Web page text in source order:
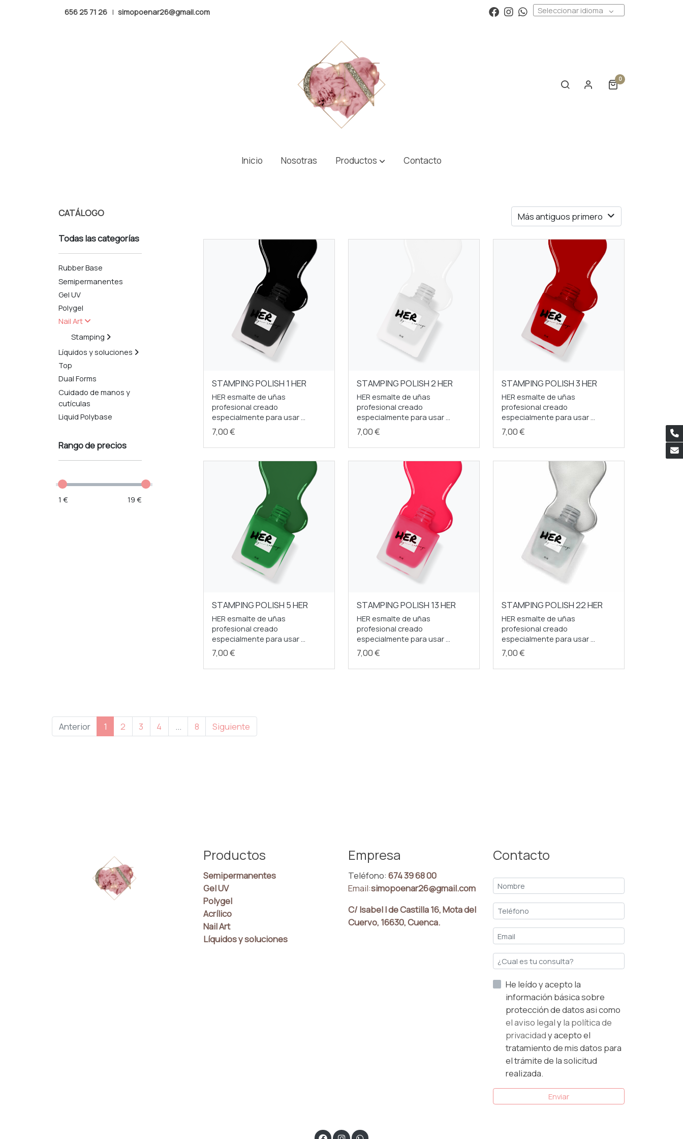
656 25 71 26 | simopoenar26@gmail.com Seleccionar idioma
0
Inicio Nosotras Productos Contacto
Últimos productos para uñas
CATÁLOGO
Todas las categorías
Rubber Base
Semipermanentes
Gel UV
Polygel
Nail Art
Stamping
Líquidos y soluciones
Top
Dual Forms
Cuidado de manos y
cutículas
Liquid Polybase
Rango de precios
1 € 19 €
Más antiguos primero
STAMPING POLISH 1 HER
HER esmalte de uñas
profesional creado
especialmente para usar ...
7,00 €
STAMPING POLISH 2 HER
HER esmalte de uñas
profesional creado
especialmente para usar ...
7,00 €
STAMPING POLISH 3 HER
HER esmalte de uñas
profesional creado
especialmente para usar ...
7,00 €
STAMPING POLISH 5 HER
HER esmalte de uñas
profesional creado
especialmente para usar ...
7,00 €
STAMPING POLISH 13 HER
HER esmalte de uñas
profesional creado
especialmente para usar ...
7,00 €
STAMPING POLISH 22 HER
HER esmalte de uñas
profesional creado
especialmente para usar ...
7,00 €
Anterior 1 2 3 4 ... 8 Siguiente
Productos
Semipermanentes
Gel UV
Polygel
Acrílico
Nail Art
Líquidos y soluciones
Empresa
Teléfono: 674 39 68 00
Email:simopoenar26@gmail.com
C/ Isabel I de Castilla 16, Mota del
Cuervo, 16630, Cuenca.
Contacto
He leído y acepto la
información básica sobre
protección de datos asi como
el aviso legalyla política de
privacidady acepto el
tratamiento de mis datos para
el trámite de la solicitud
realizada.
Enviar